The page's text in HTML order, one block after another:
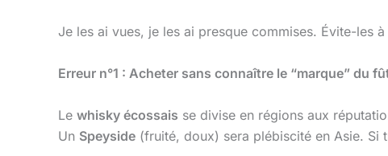
Je les ai vues, je les ai presque commises. Évite-les
Erreur n°1 : Acheter sans connaître le “marque” du
Le whisky écossais se divise en régions aux
Un Speyside (fruité, doux) sera plébiscité en Asie. Si